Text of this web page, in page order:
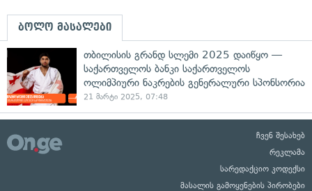
ბოლო მასალები
თბილისის გრანდ სლემი 2025 დაიწყო —
საქართველოს ბანკი საქართველოს
ოლიმპიური ნაკრების გენერალური სპონსორია
21 მარტი 2025, 07:48
ჩვენ შესახებ
რეკლამა
სარედაქციო კოდექსი
მასალის გამოყენების პირობები